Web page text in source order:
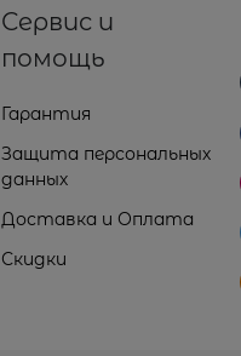
Сервис и
помощь
Гарантия
Защита персональных
данных
Доставка и Оплата
Скидки